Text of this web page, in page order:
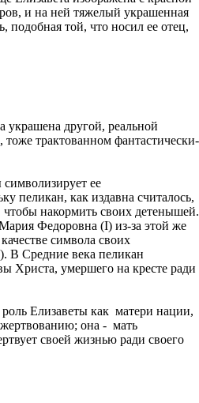
и на ней тяжелый украшенная
той, что носил ее отец,
украшена другой, реальной
трактованном фантастически-
ее
пеликан, как издавна считалось,
чтобы накормить своих детенышей.
Федоровна (I) из-за этой же
символа своих
В Средние века пеликан
Христа, умершего на кресте ради
Елизаветы как матери нации,
она - мать
своей жизнью ради своего